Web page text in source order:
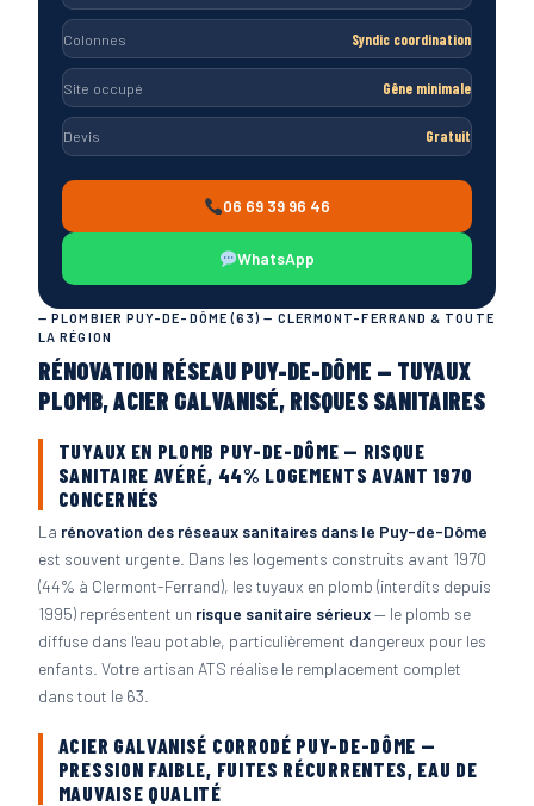
— PLOMBIER PUY-DE-DÔME (63) — CLERMONT-FERRAND & TOUTE
LA RÉGION
RÉNOVATION RÉSEAU PUY-DE-DÔME — TUYAUX
PLOMB, ACIER GALVANISÉ, RISQUES SANITAIRES
TUYAUX EN PLOMB PUY-DE-DÔME — RISQUE
SANITAIRE AVÉRÉ, 44% LOGEMENTS AVANT 1970
CONCERNÉS
La rénovation des réseaux sanitaires dans le Puy-de-Dôme
est souvent urgente. Dans les logements construits avant 1970
(44% à Clermont-Ferrand), les tuyaux en plomb (interdits depuis
1995) représentent un risque sanitaire sérieux— le plomb se
diffuse dans l'eau potable, particulièrement dangereux pour les
enfants. Votre artisan ATS réalise le remplacement complet
dans tout le 63.
ACIER GALVANISÉ CORRODÉ PUY-DE-DÔME —
PRESSION FAIBLE, FUITES RÉCURRENTES, EAU DE
MAUVAISE QUALITÉ
Colonnes Syndic coordination
Site occupé Gêne minimale
Devis Gratuit
06 69 39 96 46
WhatsApp